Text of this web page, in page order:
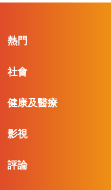
熱門
社會
健康及醫療
影視
評論